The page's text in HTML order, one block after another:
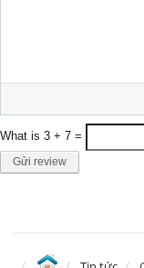
What is 3 + 7 =
Gửi review